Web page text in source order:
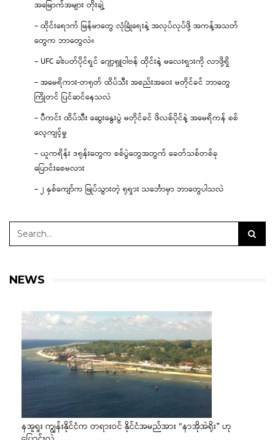
အမြောက်အများ တိုးချဲ့
– ထိုင်းရောက် မြန်မာတွေ လုံခြုံရေးနဲ့ အလုပ်လုပ်ဖို့ အကန့်အသတ်
တွေက ဘာတွေလဲ။
– UFC ခါးပတ်ပိုင်ရှင် ဂျော့ရှူဝါဗန် ထိုင်းနဲ့ မလေးရှားကို လာဖို့ရှိ
– အမေရိကား-တရုတ် ထိပ်သီး အစည်းအဝေး မတိုင်ခင် ဘာတွေ
ကြိုတင် ပြင်ဆင်နေသလဲ
– ပီကင်း ထိပ်သီး ဆွေးနွေးပွဲ မတိုင်ခင် ဖိလစ်ပိုင်နဲ့ အမေရိကန် စစ်
လေ့ကျင့်မှု
– ယူကရိန်း ဒရုန်းတွေက စစ်ပွဲတွေအတွက် ခေတ်သစ်တစ်ခု
ပြောင်းစေမလား
– ၂ နှစ်ကျော်က မြုပ်သွားတဲ့ ရုရှား သင်္ဘောမှာ ဘာတွေပါသလဲ
NEWS
နအူရူး ကျွန်းနိုင်ငံက တရားဝင် နိုင်ငံအမည်အား “နာအိုအဲရိုး” ဟု